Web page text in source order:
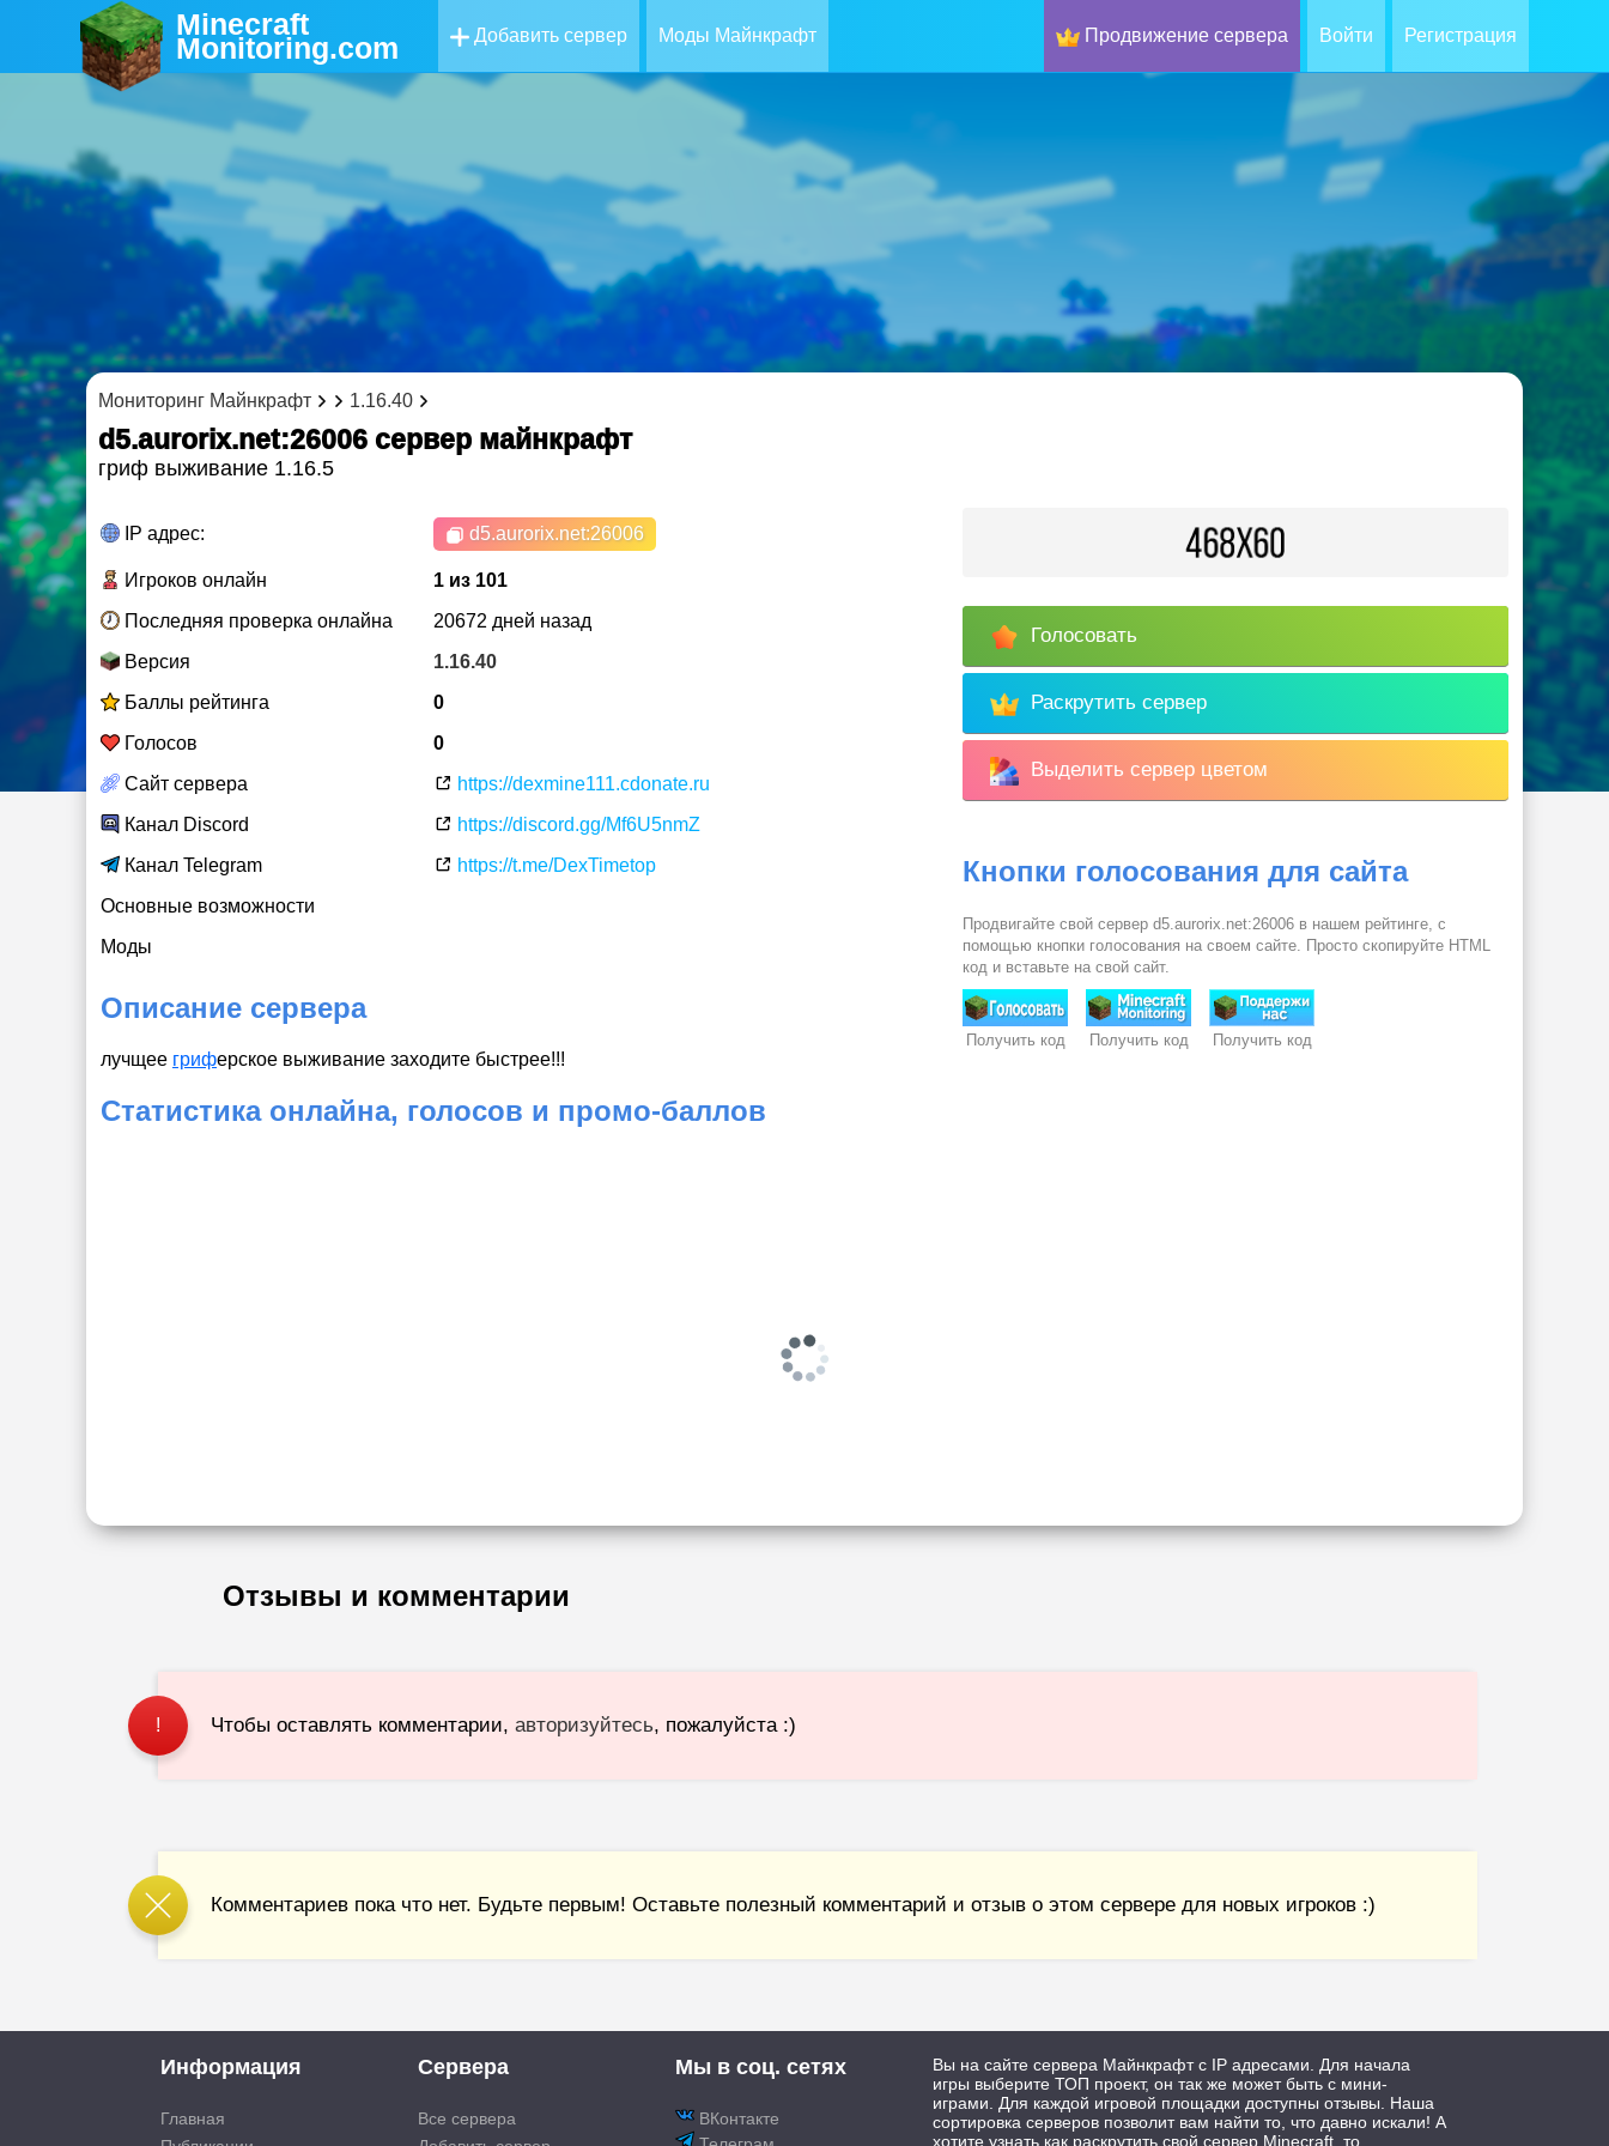
Minecraft
Monitoring.com Добавить сервер Моды Майнкрафт Продвижение сервера Войти Регистрация
Мониторинг Майнкрафт 1.16.40
d5.aurorix.net:26006 cервер майнкрафт
гриф выживание 1.16.5
IP адрес: d5.aurorix.net:26006
Игроков онлайн
1 из 101
Последняя проверка онлайна
20672 дней назад
Версия
1.16.40
Баллы рейтинга
0
Голосов
0
Сайт сервера
https://dexmine111.cdonate.ru
Канал Discord
https://discord.gg/Mf6U5nmZ
Канал Telegram
https://t.me/DexTimetop
Основные возможности
Моды
Описание сервера
лучщее гриферское выживание заходите быстрее!!!
Статистика онлайна, голосов и промо-баллов
Голосовать
Раскрутить сервер
Выделить сервер цветом
Кнопки голосования для сайта
Продвигайте свой сервер d5.aurorix.net:26006 в нашем рейтинге, с
помощью кнопки голосования на своем сайте. Просто скопируйте HTML
код и вставьте на свой сайт.
Получить код Получить код Получить код
Отзывы и комментарии
! Чтобы оставлять комментарии,авторизуйтесь, пожалуйста :)
Комментариев пока что нет. Будьте первым! Оставьте полезный комментарий и отзыв о этом сервере для новых игроков :)
Информация
Главная
Сервера
Все сервера
Мы в соц. сетях
ВКонтакте
Вы на сайте сервера Майнкрафт с IP адресами. Для начала
игры выберите ТОП проект, он так же может быть с мини-
играми. Для каждой игровой площадки доступны отзывы. Наша
сортировка серверов позволит вам найти то, что давно искали! А
хотите узнать как раскрутить свой сервер Minecraft, то